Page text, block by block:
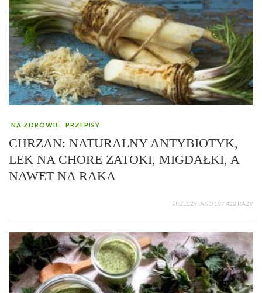
NA ZDROWIE PRZEPISY
CHRZAN: NATURALNY ANTYBIOTYK,
LEK NA CHORE ZATOKI, MIGDAŁKI, A
NAWET NA RAKA
PRZECZYTANO 197 422 RAZY